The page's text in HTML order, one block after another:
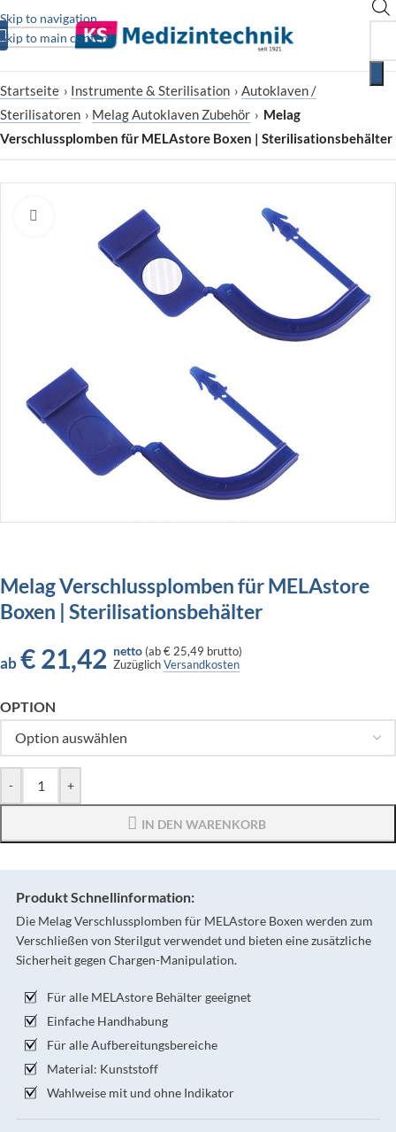
Skip to navigation
Skip to main content
Startseite › Instrumente & Sterilisation › Autoklaven /
Sterilisatoren › Melag Autoklaven Zubehör › Melag
Verschlussplomben für MELAstore Boxen | Sterilisationsbehälter
Zum Vergrößern klicken
Melag Verschlussplomben für MELAstore
Boxen | Sterilisationsbehälter
ab €21,42 netto (ab€ 25,49 brutto)
ZuzüglichVersandkosten
OPTION
- +
IN DEN WARENKORB
Produkt Schnellinformation:
Die Melag Verschlussplomben für MELAstore Boxen werden zum
Verschließen von Sterilgut verwendet und bieten eine zusätzliche
Sicherheit gegen Chargen-Manipulation.
Für alle MELAstore Behälter geeignet
Einfache Handhabung
Für alle Aufbereitungsbereiche
Material: Kunststoff
Wahlweise mit und ohne Indikator